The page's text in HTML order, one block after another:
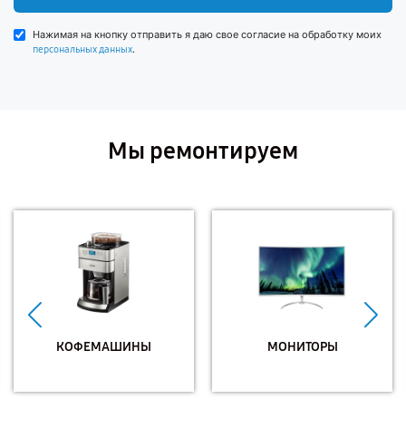
Нажимая на кнопку отправить я даю свое согласие на обработку моих
персональных данных.
Мы ремонтируем
КОФЕМАШИНЫ МОНИТОРЫ